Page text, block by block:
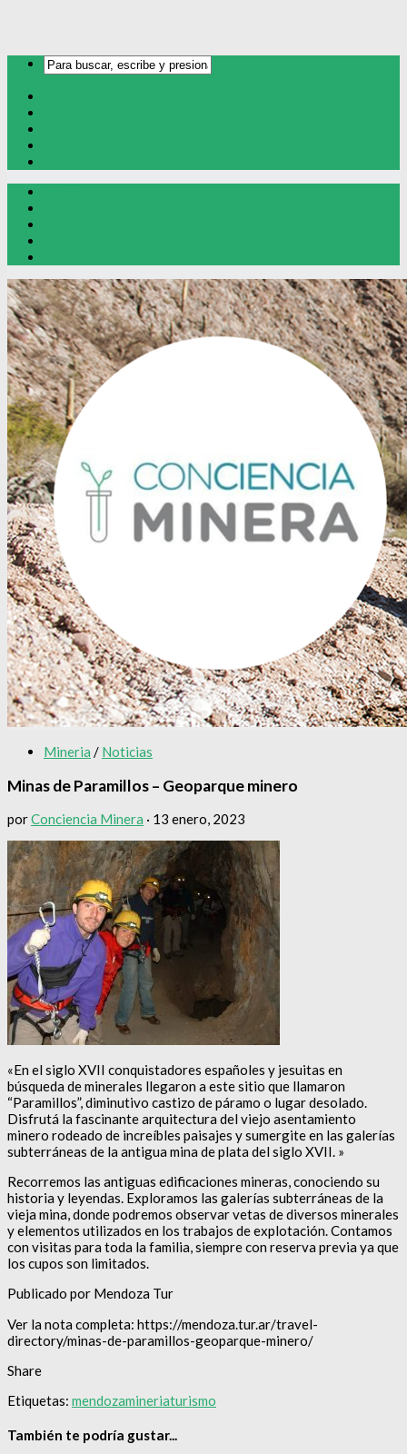
Mineria / Noticias
Minas de Paramillos – Geoparque minero
porConciencia Minera · 13 enero, 2023
«En el siglo XVII conquistadores españoles y jesuitas en
búsqueda de minerales llegaron a este sitio que llamaron
“Paramillos”, diminutivo castizo de páramo o lugar desolado.
Disfrutá la fascinante arquitectura del viejo asentamiento
minero rodeado de increíbles paisajes y sumergite en las galerías
subterráneas de la antigua mina de plata del siglo XVII. »
Recorremos las antiguas edificaciones mineras, conociendo su
historia y leyendas. Exploramos las galerías subterráneas de la
vieja mina, donde podremos observar vetas de diversos minerales
y elementos utilizados en los trabajos de explotación. Contamos
con visitas para toda la familia, siempre con reserva previa ya que
los cupos son limitados.
Publicado por Mendoza Tur
Ver la nota completa: https://mendoza.tur.ar/travel-
directory/minas-de-paramillos-geoparque-minero/
Share
Etiquetas: mendozamineriaturismo
También te podría gustar...